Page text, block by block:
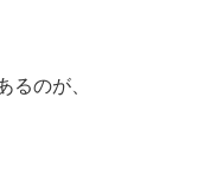
るのが、